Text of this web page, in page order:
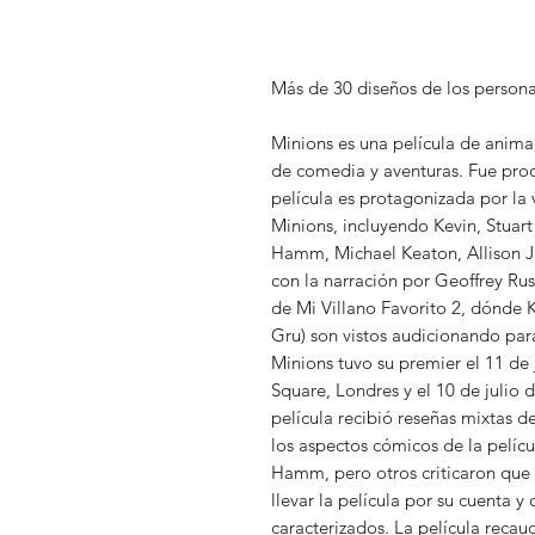
Más de 30 diseños de los
Minions es una película de
de comedia y aventuras. Fue
película es protagonizada por
Minions, incluyendo Kevin,
Hamm, Michael Keaton, Allison
con la narración por Geoffrey
de Mi Villano Favorito 2, dónde
Gru) son vistos audicionando
Minions tuvo su premier el 11
Square, Londres y el 10 de julio
película recibió reseñas mixtas
los aspectos cómicos de la
Hamm, pero otros criticaron
llevar la película por su cuenta
caracterizados. La película